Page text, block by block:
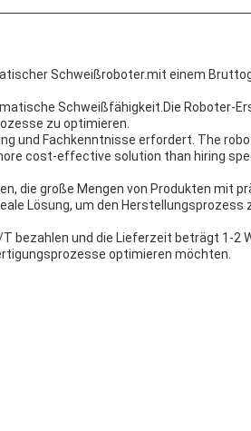
Schweißroboter.mit einem
Schweißfähigkeit.Die Roboter-
zu optimieren.
und Fachkenntnisse erfordert. The
cost-effective solution than hiring
die große Mengen von Produkten mit
Lösung, um den Herstellungsprozess
bezahlen und die Lieferzeit beträgt 1-2
optimieren möchten.